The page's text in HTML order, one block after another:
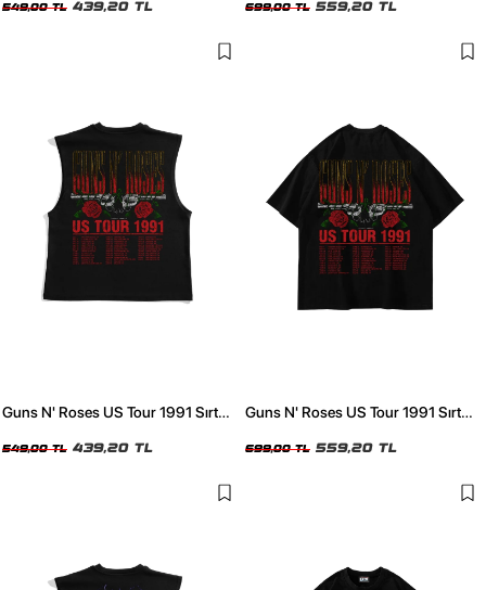
549,00 TL 439,20 TL 699,00 TL 559,20 TL
Guns N' Roses US Tour 1991 Sırt
549,00 TL 439,20 TL
Guns N' Roses US Tour 1991 Sırt
699,00 TL 559,20 TL